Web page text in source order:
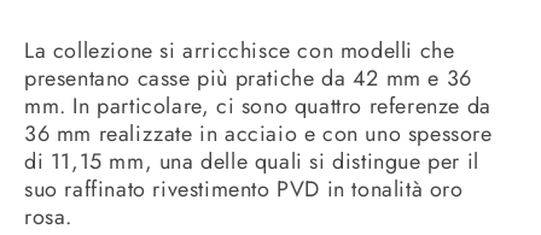
La collezione si arricchisce con modelli che
presentano casse più pratiche da 42 mm e 36
mm. In particolare, ci sono quattro referenze da
36 mm realizzate in acciaio e con uno spessore
di 11,15 mm, una delle quali si distingue per il
suo raffinato rivestimento PVD in tonalità oro
rosa.